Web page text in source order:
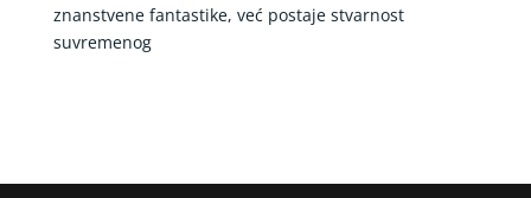
znanstvene fantastike, već postaje stvarnost
suvremenog